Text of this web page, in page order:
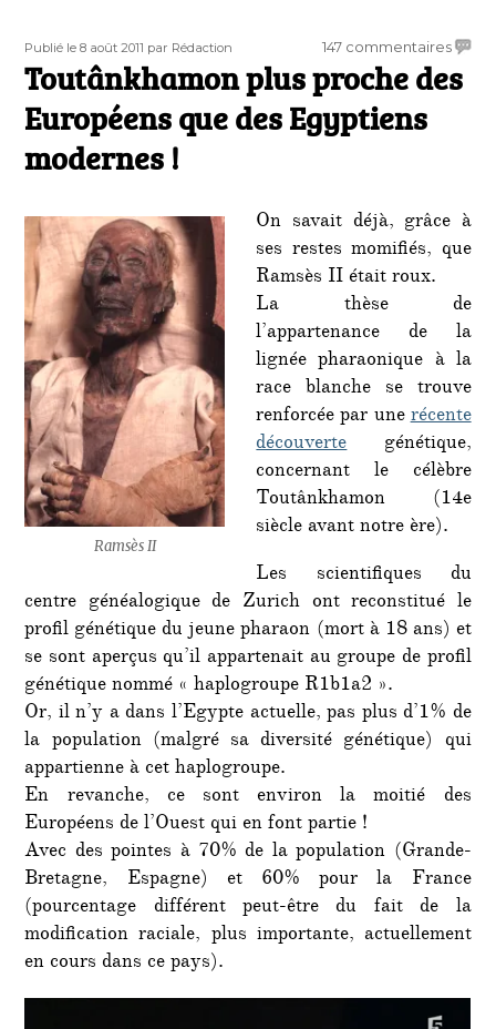
Publié
le
Publié le 8 août 2011 Auteur
par Rédaction 147 commentairessur
plus
Toutânkhamon plus proche des
Européens que des Egyptiens
modernes !
Ramsès II
On savait déjà, grâce à
ses restes momifiés, que
Ramsès II était roux.
La thèse de
l’appartenance de la
lignée pharaonique à la
race blanche se trouve
renforcée par unerécente
découvertegénétique,
concernant le célèbre
Toutânkhamon (14e
siècle avant notre ère).
Les scientifiques du
centre généalogique de Zurich ont reconstitué le
profil génétique du jeune pharaon (mort à 18 ans) et
se sont aperçus qu’il appartenait au groupe de profil
génétique nommé « haplogroupe R1b1a2 ».
Or, il n’y a dans l’Egypte actuelle, pas plus d’1% de
la population (malgré sa diversité génétique) qui
appartienne à cet haplogroupe.
En revanche, ce sont environ la moitié des
Européens de l’Ouest qui en font partie !
Avec des pointes à 70% de la population (Grande-
Bretagne, Espagne) et 60% pour la France
(pourcentage différent peut-être du fait de la
modification raciale, plus importante, actuellement
en cours dans ce pays).